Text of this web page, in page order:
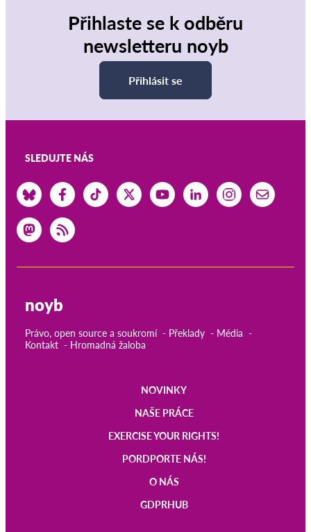
Přihlaste se k odběru
newsletteru noyb
Přihlásit se
SLEDUJTE NÁS
noyb
Právo, open source a soukromí Překlady
Média
Kontakt
Hromadná žaloba
NOVINKY
NAŠE PRÁCE
EXERCISE YOUR RIGHTS!
PORDPORTE NÁS!
O NÁS
GDPRHUB